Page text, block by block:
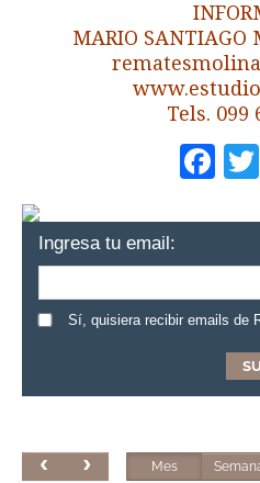
MARIO SANTIAGO
Tels. 099
Ingresa tu email:
Sí, quisiera recibir emails de
Mes